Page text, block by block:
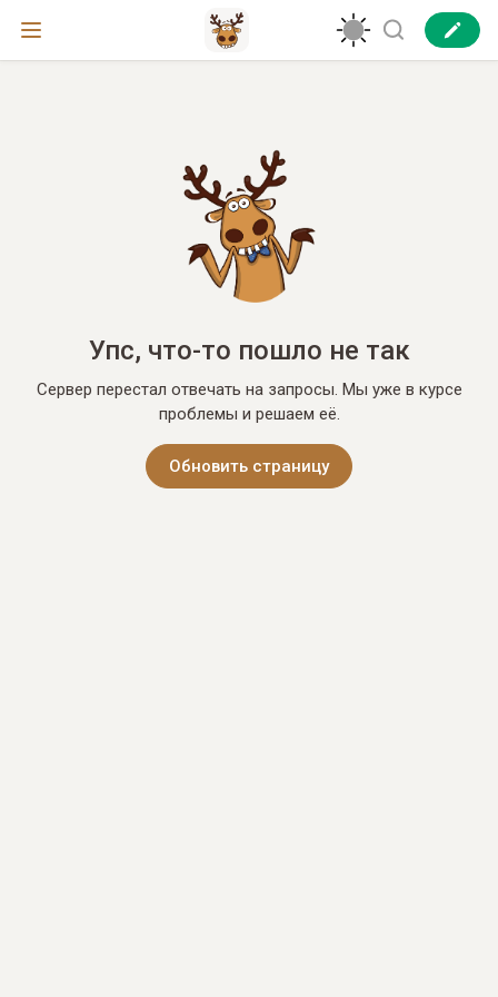
Упс, что-то пошло не так
Сервер перестал отвечать на запросы. Мы уже в курсе
проблемы и решаем её.
Обновить страницу